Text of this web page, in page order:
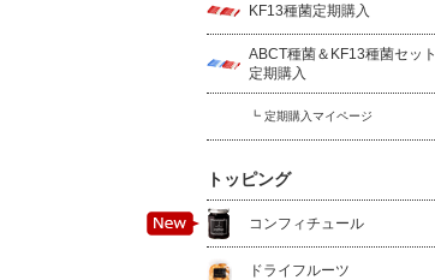
KF13種菌定期購入
ABCT種菌＆KF13種菌セット
定期購入
┗ 定期購入マイページ
トッピング
コンフィチュール
ドライフルーツ